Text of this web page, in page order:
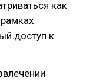
как
доступ к